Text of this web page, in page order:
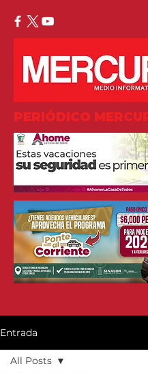
PERIÓDICO
Entrada
All Posts